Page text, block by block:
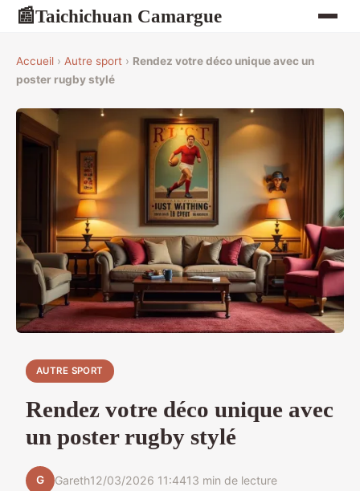
📰Taichichuan Camargue
Accueil › Autre sport › Rendez votre déco unique avec un
poster rugby stylé
AUTRE SPORT
Rendez votre déco unique avec
un poster rugby stylé
G Gareth12/03/2026 11:4413 min de lecture